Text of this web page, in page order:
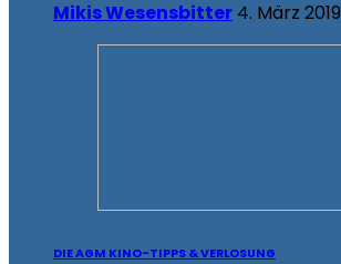
Mikis Wesensbitter 4. März 2019
DIE AGM KINO-TIPPS & VERLOSUNG